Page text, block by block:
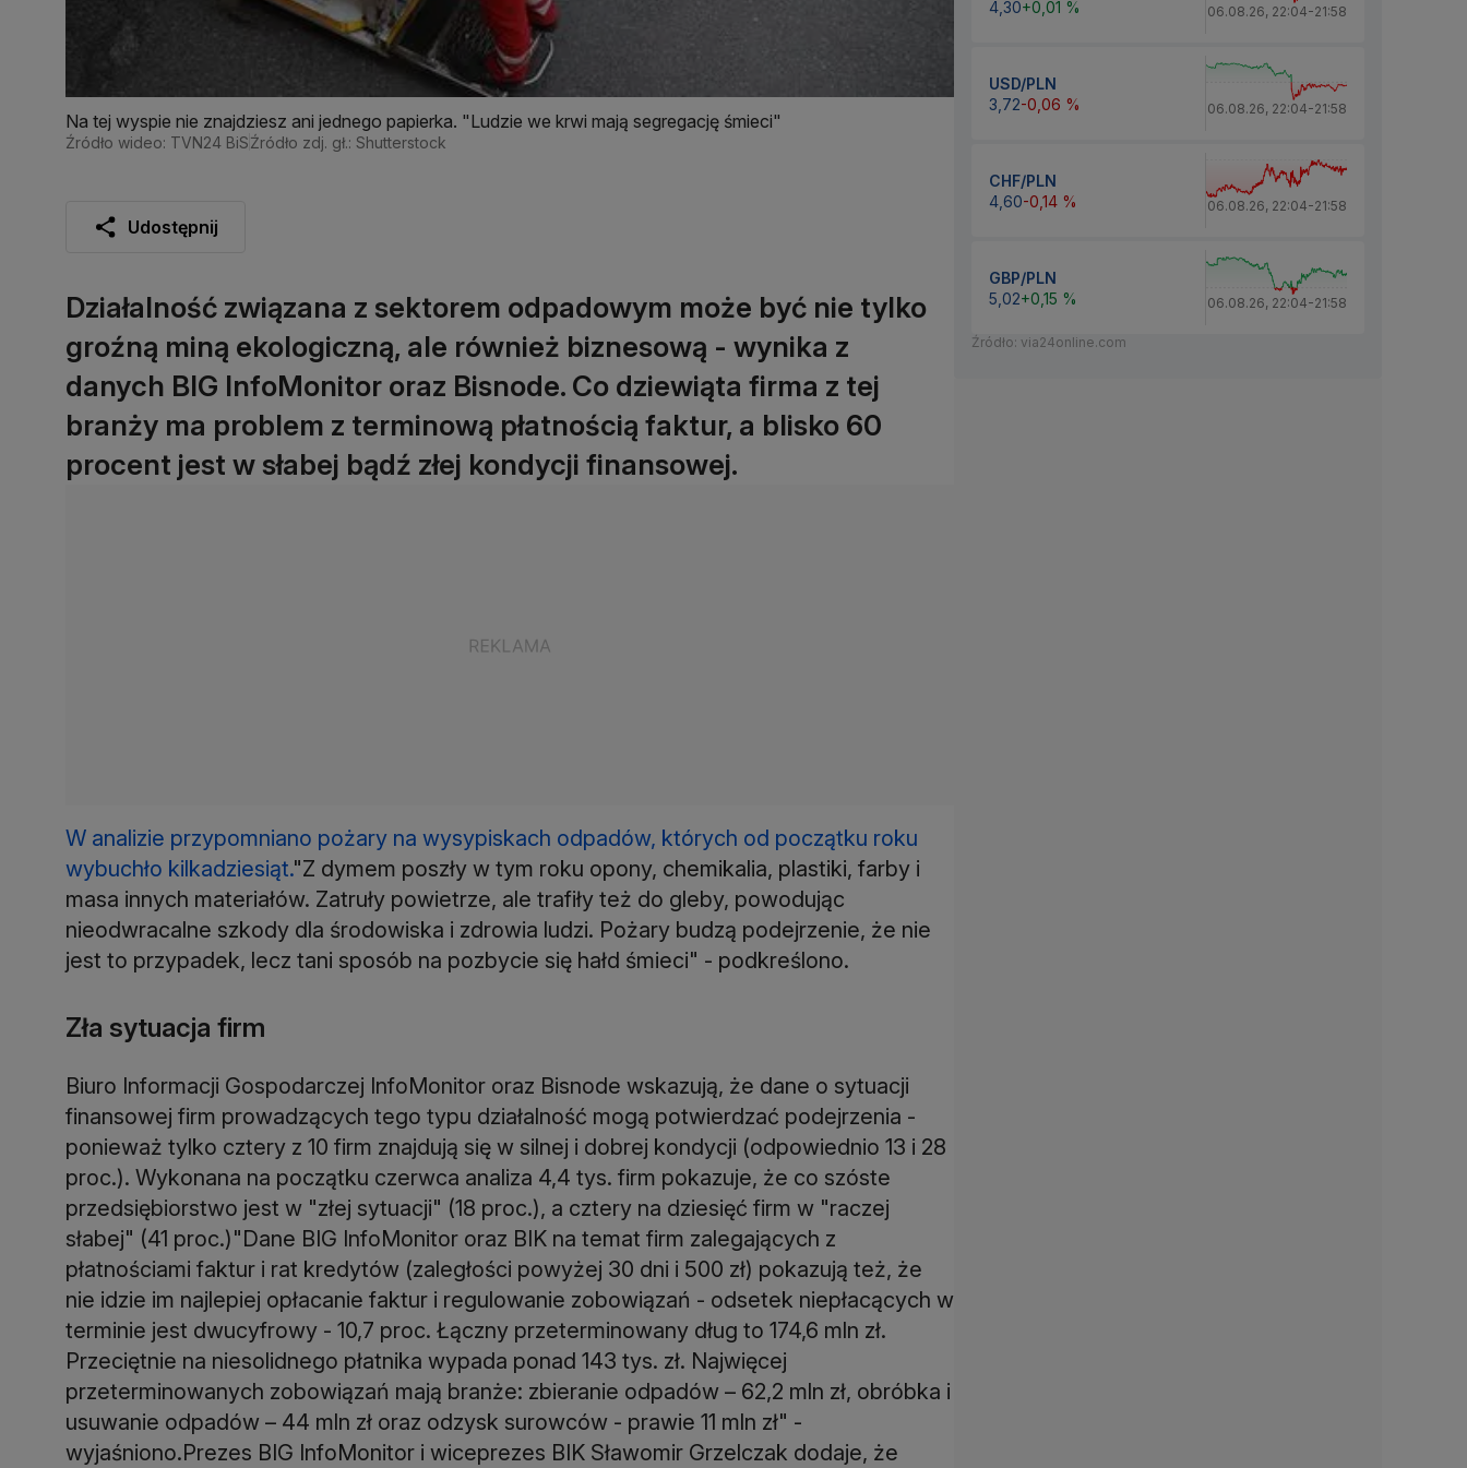
Na tej wyspie nie znajdziesz ani jednego papierka. "Ludzie we krwi mają segregację śmieci"
Źródło wideo: TVN24 BiSŹródło zdj. gł.: Shutterstock
Udostępnij
Działalność związana z sektorem odpadowym może być nie tylko
groźną miną ekologiczną, ale również biznesową - wynika z
danych BIG InfoMonitor oraz Bisnode. Co dziewiąta firma z tej
branży ma problem z terminową płatnością faktur, a blisko 60
procent jest w słabej bądź złej kondycji finansowej.
W analizie przypomniano pożary na wysypiskach odpadów, których od początku roku
wybuchło kilkadziesiąt."Z dymem poszły w tym roku opony, chemikalia, plastiki, farby i
masa innych materiałów. Zatruły powietrze, ale trafiły też do gleby, powodując
nieodwracalne szkody dla środowiska i zdrowia ludzi. Pożary budzą podejrzenie, że nie
jest to przypadek, lecz tani sposób na pozbycie się hałd śmieci" - podkreślono.
Zła sytuacja firm
Biuro Informacji Gospodarczej InfoMonitor oraz Bisnode wskazują, że dane o sytuacji
finansowej firm prowadzących tego typu działalność mogą potwierdzać podejrzenia -
ponieważ tylko cztery z 10 firm znajdują się w silnej i dobrej kondycji (odpowiednio 13 i 28
proc.). Wykonana na początku czerwca analiza 4,4 tys. firm pokazuje, że co szóste
przedsiębiorstwo jest w "złej sytuacji" (18 proc.), a cztery na dziesięć firm w "raczej
słabej" (41 proc.)"Dane BIG InfoMonitor oraz BIK na temat firm zalegających z
płatnościami faktur i rat kredytów (zaległości powyżej 30 dni i 500 zł) pokazują też, że
nie idzie im najlepiej opłacanie faktur i regulowanie zobowiązań - odsetek niepłacących w
terminie jest dwucyfrowy - 10,7 proc. Łączny przeterminowany dług to 174,6 mln zł.
Przeciętnie na niesolidnego płatnika wypada ponad 143 tys. zł. Najwięcej
przeterminowanych zobowiązań mają branże: zbieranie odpadów – 62,2 mln zł, obróbka i
usuwanie odpadów – 44 mln zł oraz odzysk surowców - prawie 11 mln zł" -
wyjaśniono.Prezes BIG InfoMonitor i wiceprezes BIK Sławomir Grzelczak dodaje, że
4,30+0,01 % 06.08.26, 22:04-21:58
USD/PLN
3,72-0,06 % 06.08.26, 22:04-21:58
CHF/PLN
4,60-0,14 % 06.08.26, 22:04-21:58
GBP/PLN
5,02+0,15 % 06.08.26, 22:04-21:58
Źródło: via24online.com